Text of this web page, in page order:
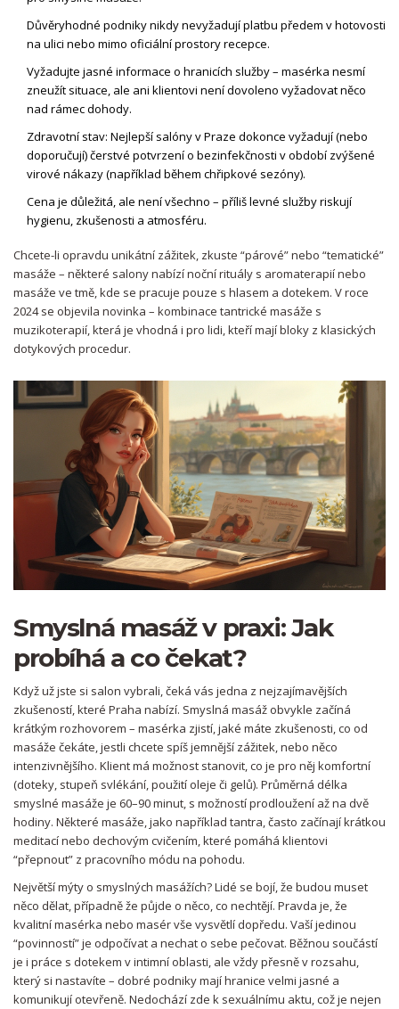
Důvěryhodné podniky nikdy nevyžadují platbu předem v hotovosti
na ulici nebo mimo oficiální prostory recepce.
Vyžadujte jasné informace o hranicích služby – masérka nesmí
zneužít situace, ale ani klientovi není dovoleno vyžadovat něco
nad rámec dohody.
Zdravotní stav: Nejlepší salóny v Praze dokonce vyžadují (nebo
doporučují) čerstvé potvrzení o bezinfekčnosti v období zvýšené
virové nákazy (například během chřipkové sezóny).
Cena je důležitá, ale není všechno – příliš levné služby riskují
hygienu, zkušenosti a atmosféru.
Chcete-li opravdu unikátní zážitek, zkuste “párové” nebo “tematické”
masáže – některé salony nabízí noční rituály s aromaterapií nebo
masáže ve tmě, kde se pracuje pouze s hlasem a dotekem. V roce
2024 se objevila novinka – kombinace tantrické masáže s
muzikoterapií, která je vhodná i pro lidi, kteří mají bloky z klasických
dotykových procedur.
Smyslná masáž v praxi: Jak
probíhá a co čekat?
Když už jste si salon vybrali, čeká vás jedna z nejzajímavějších
zkušeností, které Praha nabízí. Smyslná masáž obvykle začíná
krátkým rozhovorem – masérka zjistí, jaké máte zkušenosti, co od
masáže čekáte, jestli chcete spíš jemnější zážitek, nebo něco
intenzivnějšího. Klient má možnost stanovit, co je pro něj komfortní
(doteky, stupeň svlékání, použití oleje či gelů). Průměrná délka
smyslné masáže je 60–90 minut, s možností prodloužení až na dvě
hodiny. Některé masáže, jako například tantra, často začínají krátkou
meditací nebo dechovým cvičením, které pomáhá klientovi
“přepnout” z pracovního módu na pohodu.
Největší mýty o smyslných masážích? Lidé se bojí, že budou muset
něco dělat, případně že půjde o něco, co nechtějí. Pravda je, že
kvalitní masérka nebo masér vše vysvětlí dopředu. Vaší jedinou
“povinností” je odpočívat a nechat o sebe pečovat. Běžnou součástí
je i práce s dotekem v intimní oblasti, ale vždy přesně v rozsahu,
který si nastavíte – dobré podniky mají hranice velmi jasné a
komunikují otevřeně. Nedochází zde k sexuálnímu aktu, což je nejen